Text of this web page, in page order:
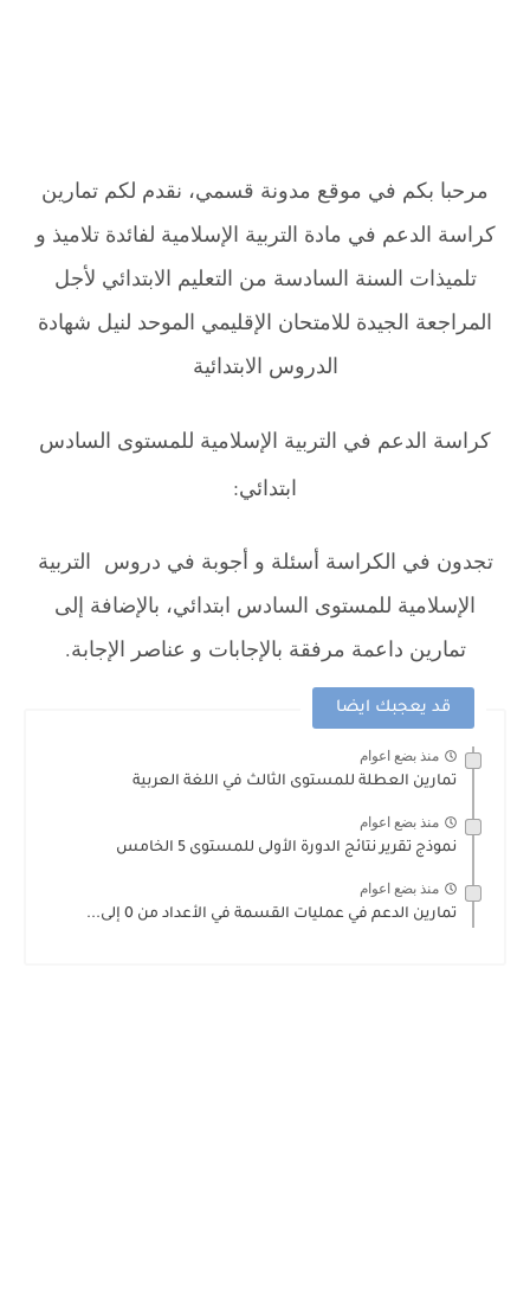
مرحبا بكم في موقع مدونة قسمي، نقدم لكم تمارين
كراسة الدعم في مادة التربية الإسلامية لفائدة تلاميذ و
تلميذات السنة السادسة من التعليم الابتدائي لأجل
المراجعة الجيدة للامتحان الإقليمي الموحد لنيل شهادة
الدروس الابتدائية
كراسة الدعم في التربية الإسلامية للمستوى السادس
ابتدائي:
تجدون في الكراسة أسئلة و أجوبة في دروس التربية
الإسلامية للمستوى السادس ابتدائي، بالإضافة إلى
تمارين داعمة مرفقة بالإجابات و عناصر الإجابة.
قد يعجبك ايضا
منذ بضع اعوام
تمارين العطلة للمستوى الثالث في اللغة العربية
منذ بضع اعوام
نموذج تقرير نتائج الدورة الأولى للمستوى 5 الخامس
منذ بضع اعوام
تمارين الدعم في عمليات القسمة في الأعداد من 0 إلى...